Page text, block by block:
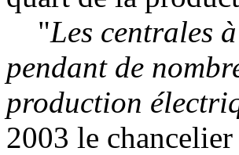
"Les centrales
pendant de
production
2003 le